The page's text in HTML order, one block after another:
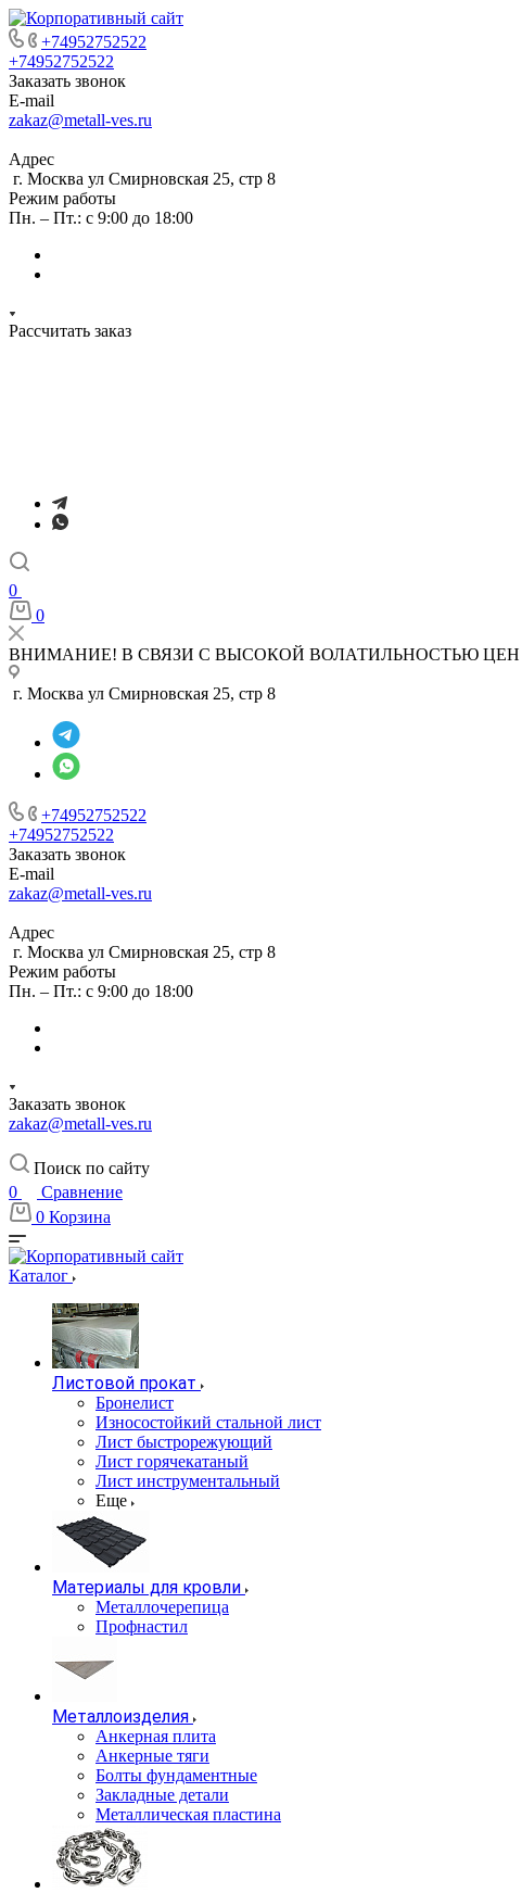
+74952752522
+74952752522
Заказать звонок
E-mail
zakaz@metall-ves.ru
Адрес
г. Москва ул Смирновская 25, стр 8
Режим работы
Пн. – Пт.: с 9:00 до 18:00
Рассчитать заказ
0
0
ВНИМАНИЕ! В СВЯЗИ С ВЫСОКОЙ ВОЛАТИЛЬНОСТЬЮ
г. Москва ул Смирновская 25, стр 8
+74952752522
+74952752522
Заказать звонок
E-mail
zakaz@metall-ves.ru
Адрес
г. Москва ул Смирновская 25, стр 8
Режим работы
Пн. – Пт.: с 9:00 до 18:00
Заказать звонок
zakaz@metall-ves.ru
Поиск по сайту
0
Сравнение
0 Корзина
Каталог
Листовой прокат
Бронелист
Износостойкий стальной лист
Лист быстрорежующий
Лист горячекатаный
Лист инструментальный
Еще
Материалы для кровли
Металлочерепица
Профнастил
Металлоизделия
Анкерная плита
Анкерные тяги
Болты фундаментные
Закладные детали
Металлическая пластина